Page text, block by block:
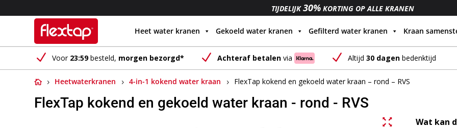
TIJDELIJK30% KORTING OP ALLE KRANEN
Heet water kranen Gekoeld water kranen Gefilterd water kranen Kraan
N Voor 23:59besteld, morgen bezorgd* N Achteraf betalen via N Altijd 30 dagenbedenktijd
Heetwaterkranen 4-in-1 kokend water kraan FlexTap kokend en gekoeld water kraan – rond – RVS
FlexTap kokend en gekoeld water kraan - rond - RVS
Wat kan